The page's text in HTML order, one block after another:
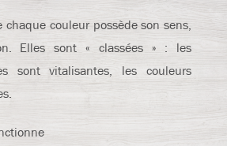
chaque couleur possède son sens,
Elles sont « classées » : les
sont vitalisantes, les couleurs